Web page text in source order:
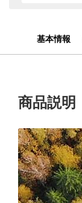
基本情報
商品説明